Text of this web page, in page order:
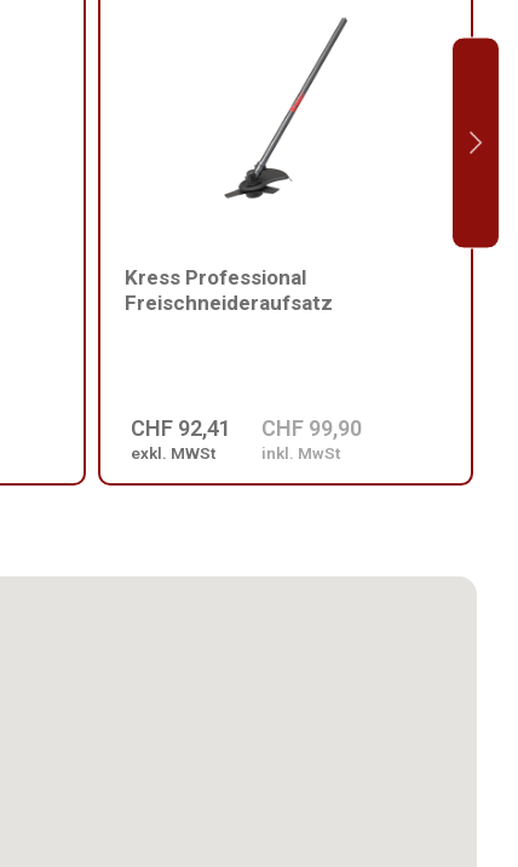
Kress Professional
Freischneideraufsatz
CHF 92,41
exkl. MWSt
CHF 99,90
inkl. MwSt